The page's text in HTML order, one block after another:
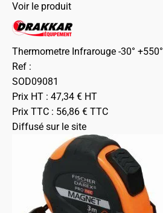
Voir le produit
Thermometre Infrarouge -30° +550°
Ref :
SOD09081
Prix HT : 47,34 € HT
Prix TTC : 56,86 € TTC
Diffusé sur le site